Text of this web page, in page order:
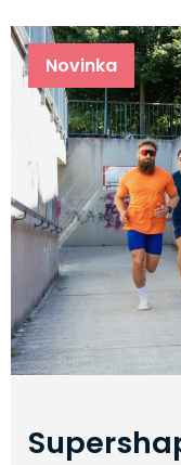
Novinka